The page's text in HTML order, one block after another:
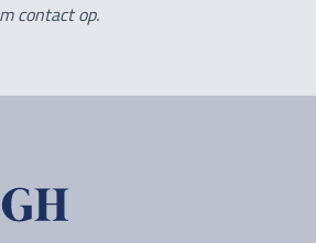
contact op.